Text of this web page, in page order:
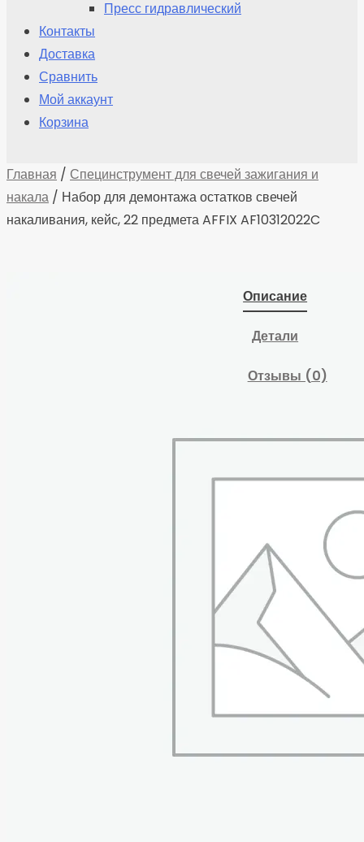
Пресс гидравлический
Контакты
Доставка
Сравнить
Мой аккаунт
Корзина
Главная / Специнструмент для свечей зажигания и
накала / Набор для демонтажа остатков свечей
накаливания, кейс, 22 предмета AFFIX AF10312022C
Описание
Детали
Отзывы (0)
свечей накаливания
Комплектация
– 2 метчика M3×0.5 и
M4×0.7
– 2 сверла 2.5×120 и
3.3×140 мм
– 1 шпилька резьбовая